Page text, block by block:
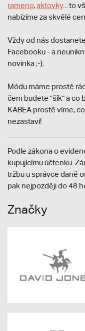
rameno,aktovky... to
nabízíme za skvělé
Vždy od nás
Facebooku - a
novinka ;-).
Módu máme prostě
čem budete "šik" a co
KABEA prostě víme,
nezastaví!
Podle zákona o
kupujícímu účtenku.
tržbu u správce daně
pak nejpozději do 48
Značky